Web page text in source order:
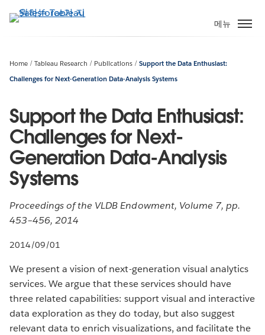
요
로
뛰
메뉴
Home Tableau Research Publications
Support the Data Enthusiast:
Challenges for Next-Generation Data-Analysis Systems
Support the Data Enthusiast:
Challenges for Next-
Generation Data-Analysis
Systems
Proceedings of the VLDB Endowment, Volume 7, pp.
453–456, 2014
2014/09/01
We present a vision of next-generation visual analytics
services. We argue that these services should have
three related capabilities: support visual and interactive
data exploration as they do today, but also suggest
relevant data to enrich visualizations, and facilitate the